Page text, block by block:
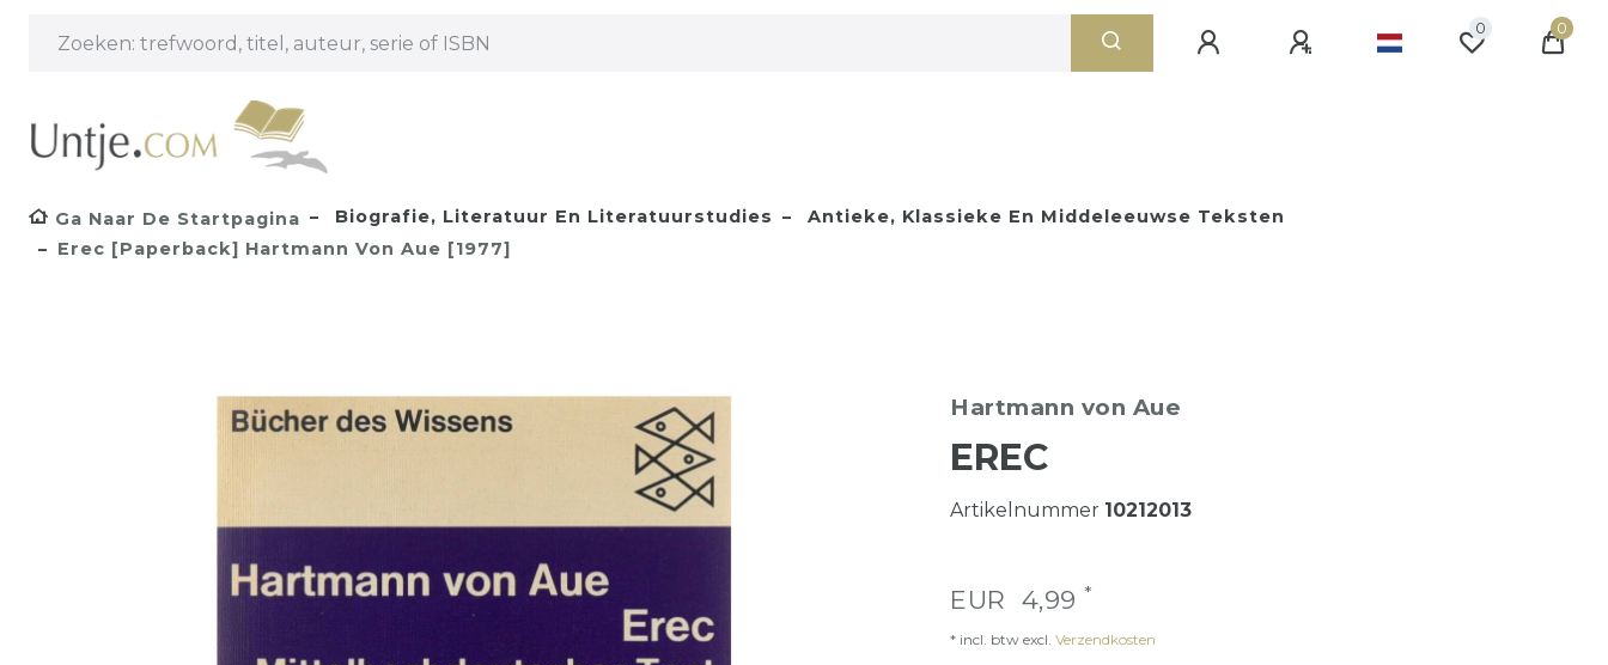
0 0
Ga Naar De Startpagina Biografie, Literatuur En Literatuurstudies
Antieke, Klassieke En Middeleeuwse Teksten
Erec [Paperback] Hartmann Von Aue [1977]
Hartmann von Aue
EREC
Artikelnummer 10212013
EUR 4,99 *
* incl. btw excl. Verzendkosten